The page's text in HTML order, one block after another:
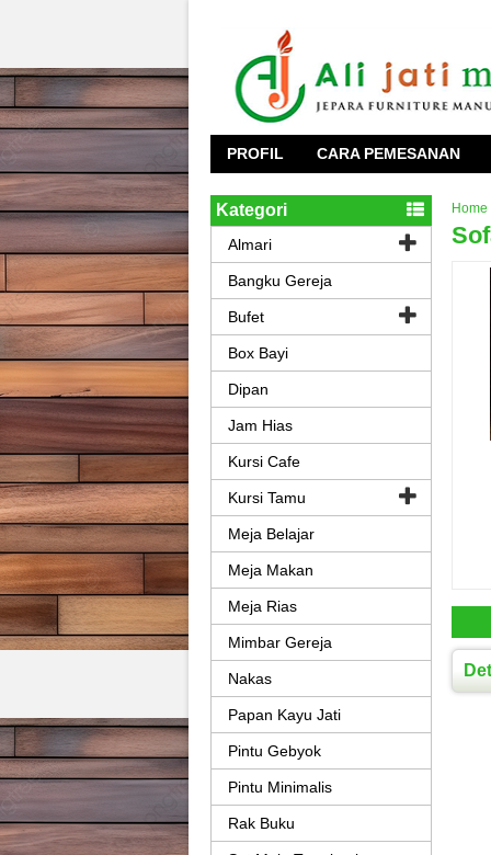
PROFIL CARA PEMESANAN
Home
Kategori
Almari
Bangku Gereja
Bufet
Box Bayi
Dipan
Jam Hias
Kursi Cafe
Kursi Tamu
Meja Belajar
Meja Makan
Meja Rias
Mimbar Gereja
Nakas
Papan Kayu Jati
Pintu Gebyok
Pintu Minimalis
Rak Buku